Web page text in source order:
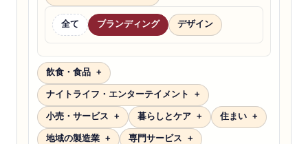
全て ブランディング デザイン
飲食・食品
ナイトライフ・エンターテイメント
小売・サービス 暮らしとケア 住まい
地域の製造業 専門サービス